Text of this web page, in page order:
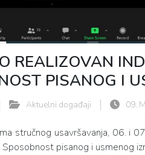
REALIZOVAN
PISANOG I
Aktuelni događaji 09.
stručnog usavršavanja, 06. i
pisanog i usmenog